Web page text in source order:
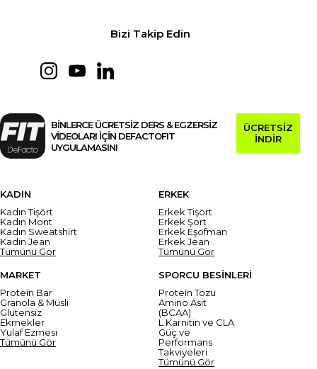
Bizi Takip Edin
BİNLERCE ÜCRETSİZ DERS & EGZERSİZ
VİDEOLARI İÇİN DEFACTOFIT
UYGULAMASINI
ÜCRETSİZ
İNDİR
KADIN
Kadın Tişört
Kadın Mont
Kadın Sweatshirt
Kadın Jean
Tümünü Gör
ERKEK
Erkek Tişört
Erkek Şort
Erkek Eşofman
Erkek Jean
Tümünü Gör
MARKET
Protein Bar
Granola & Müsli
Glutensiz
Ekmekler
Yulaf Ezmesi
Tümünü Gör
SPORCU BESİNLERİ
Protein Tozu
Amino Asit
(BCAA)
L Karnitin ve CLA
Güç ve
Performans
Takviyeleri
Tümünü Gör